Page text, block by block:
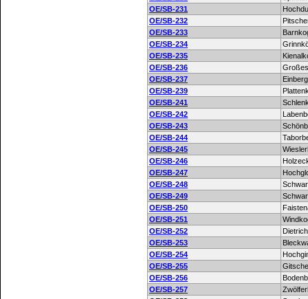
OE/SB-231
OE/SB-232
OE/SB-233
OE/SB-234
OE/SB-235
OE/SB-236
OE/SB-237
Einberg
OE/SB-239
OE/SB-241
OE/SB-242
OE/SB-243
OE/SB-244
OE/SB-245
OE/SB-246
OE/SB-247
OE/SB-248
OE/SB-249
OE/SB-250
OE/SB-251
OE/SB-252
OE/SB-253
OE/SB-254
OE/SB-255
OE/SB-256
OE/SB-257